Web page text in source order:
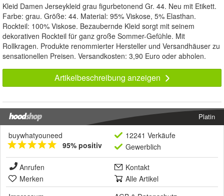
Kleid Damen Jerseykleid grau figurbetonend Gr. 44. Neu mit Etikett.
Farbe: grau. Größe: 44. Material: 95% Viskose, 5% Elasthan.
Rockteil: 100% Viskose. Bezaubernde Kleid sorgt mit seinem
dekorativen Rockteil für ganz große Sommer-Gefühle. Mit
Rollkragen. Produkte renommierter Hersteller und Versandhäuser zu
sensationellen Preisen. Versandkosten: 3,90 Euro oder abholen.
Artikelbeschreibung anzeigen
Platin
buywhatyouneed
95% positiv
12241 Verkäufe
Gewerblich
Anrufen
Kontakt
Merken
Alle Artikel